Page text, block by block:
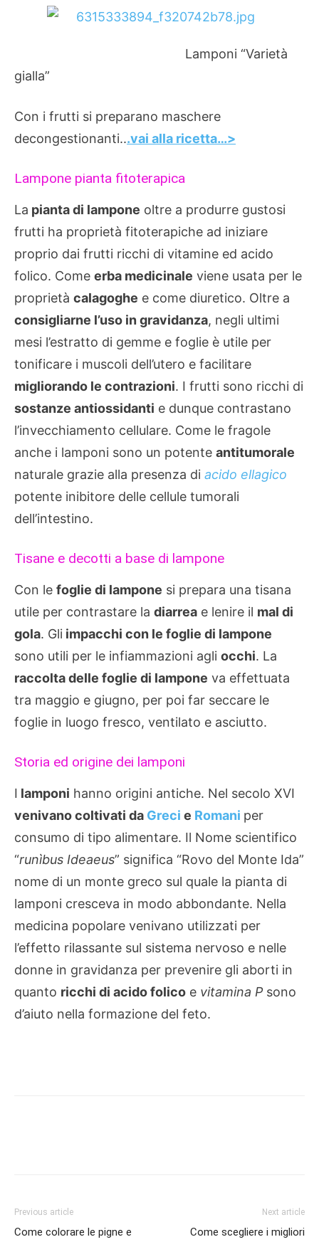
Lamponi “Varietà
gialla”
Con i frutti si preparano maschere
decongestionanti...vai alla ricetta…>
Lampone pianta fitoterapica
La pianta di lampone oltre a produrre gustosi
frutti ha proprietà fitoterapiche ad iniziare
proprio dai frutti ricchi di vitamine ed acido
folico. Come erba medicinale viene usata per le
proprietà calagoghe e come diuretico. Oltre a
consigliarne l’uso in gravidanza, negli ultimi
mesi l’estratto di gemme e foglie è utile per
tonificare i muscoli dell’utero e facilitare
migliorando le contrazioni. I frutti sono ricchi di
sostanze antiossidanti e dunque contrastano
l’invecchiamento cellulare. Come le fragole
anche i lamponi sono un potente antitumorale
naturale grazie alla presenza di acido ellagico
potente inibitore delle cellule tumorali
dell’intestino.
Tisane e decotti a base di lampone
Con le foglie di lampone si prepara una tisana
utile per contrastare la diarrea e lenire il mal di
gola. Gli impacchi con le foglie di lampone
sono utili per le infiammazioni agli occhi. La
raccolta delle foglie di lampone va effettuata
tra maggio e giugno, per poi far seccare le
foglie in luogo fresco, ventilato e asciutto.
Storia ed origine dei lamponi
I lamponi hanno origini antiche. Nel secolo XVI
venivano coltivati da Greci e Romani per
consumo di tipo alimentare. Il Nome scientifico
“runìbus Ideaeus” significa “Rovo del Monte Ida”
nome di un monte greco sul quale la pianta di
lamponi cresceva in modo abbondante. Nella
medicina popolare venivano utilizzati per
l’effetto rilassante sul sistema nervoso e nelle
donne in gravidanza per prevenire gli aborti in
quanto ricchi di acido folico e vitamina P sono
d’aiuto nella formazione del feto.
Previous article
Come colorare le pigne e
Next article
Come scegliere i migliori